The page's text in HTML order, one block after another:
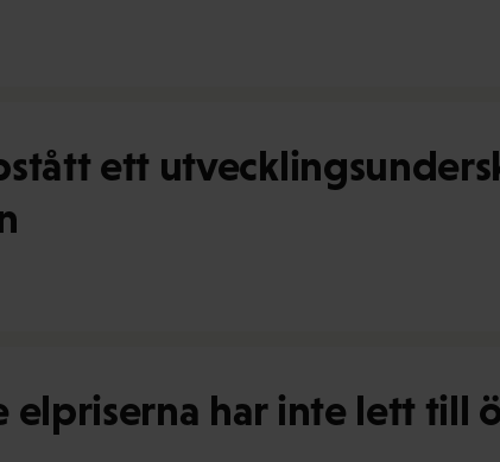
ett
elpriserna har inte lett till